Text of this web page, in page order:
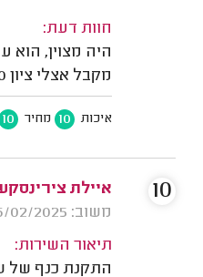
חוות דעת:
היה מצוין, הוא
מקבל אצלי ציון 100!
איכות 10 מחיר 10
איילת
משוב: 16/02/2025
תיאור השירות:
התקנת כנף של
10